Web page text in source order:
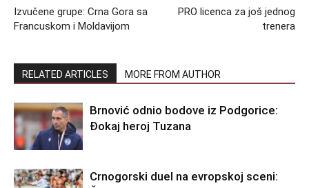
Izvučene grupe: Crna Gora sa
Francuskom i Moldavijom
PRO licenca za još jednog
trenera
RELATED ARTICLES MORE FROM AUTHOR
Brnović odnio bodove iz Podgorice:
Đokaj heroj Tuzana
Crnogorski duel na evropskoj sceni: